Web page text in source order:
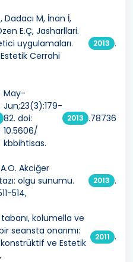
Dadacı M, İnan İ,
E.Ç, Jasharllari.
uygulamaları.
Cerrahi
2013 .
May-
Jun;23(3):179-
82. doi:
10.5606/
kbbihtisas.
2013 .78736
Akciğer
olgu sunumu.
514,
2013 .
tabanı, kolumella ve
seansta onarımı:
ve Estetik
2011 .